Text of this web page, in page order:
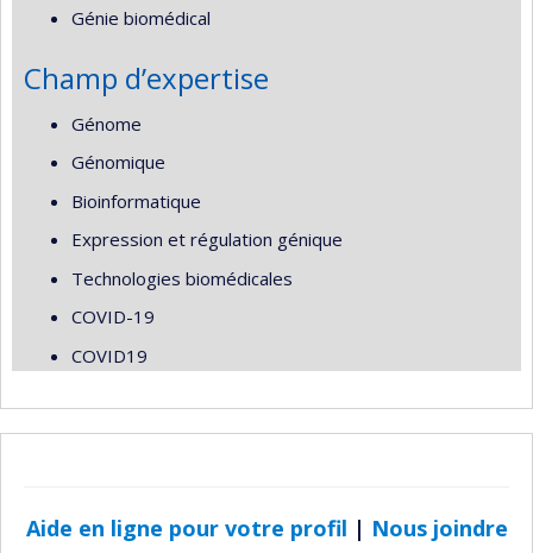
Génie biomédical
Champ d’expertise
Génome
Génomique
Bioinformatique
Expression et régulation génique
Technologies biomédicales
COVID-19
COVID19
Aide en ligne pour votre profil | Nous joindre